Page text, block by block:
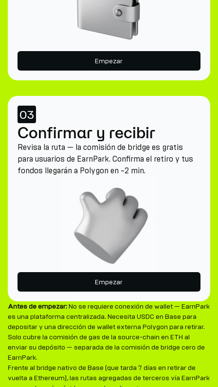
Empezar
03
Confirmar y recibir
Revisa la ruta — la comisión de bridge es gratis
para usuarios de EarnPark. Confirma el retiro y tus
fondos llegarán a Polygon en ~2 min.
Empezar
Antes de empezar:No se requiere conexión de wallet — EarnPark
es una plataforma centralizada. Necesita USDC en Base para
depositar y una dirección de wallet externa Polygon para retirar.
Solo cubre la comisión de gas de la source-chain en ETH al
enviar su depósito — separada de la comisión de bridge cero de
EarnPark.
Frente al bridge nativo de Base (que tarda 7 días en retirar de
vuelta a Ethereum), las rutas agregadas de terceros vía EarnPark